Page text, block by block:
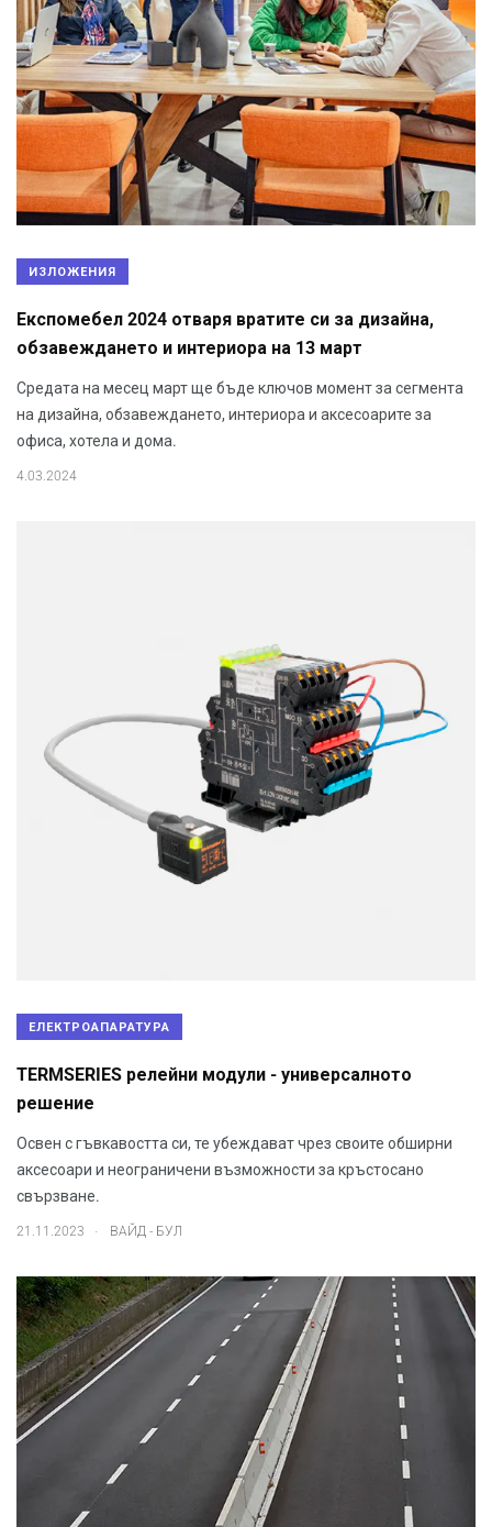
ИЗЛОЖЕНИЯ
Експомебел 2024 отваря вратите си за дизайна,
обзавеждането и интериора на 13 март
Средата на месец март ще бъде ключов момент за сегмента
на дизайна, обзавеждането, интериора и аксесоарите за
офиса, хотела и дома.
4.03.2024
ЕЛЕКТРОАПАРАТУРА
TERMSERIES релейни модули - универсалното
решение
Освен с гъвкавостта си, те убеждават чрез своите обширни
аксесоари и неограничени възможности за кръстосано
свързване.
21.11.2023 . ВАЙД - БУЛ